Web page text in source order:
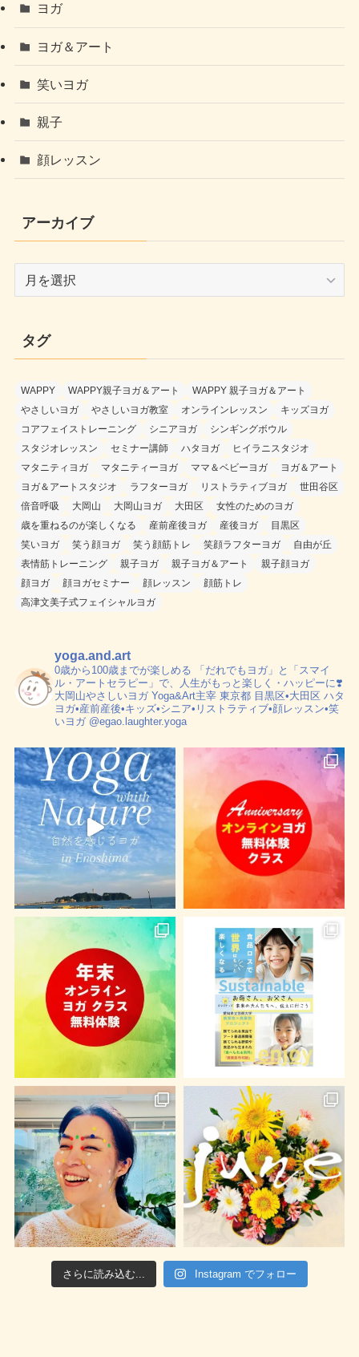
ヨガ
ヨガ＆アート
笑いヨガ
親子
顔レッスン
アーカイブ
ブ
タグ
WAPPY WAPPY親子ヨガ＆アート
WAPPY 親子ヨガ＆アート
やさしいヨガ
やさしいヨガ教室 オンラインレッスン
キッズヨガ
コアフェイストレーニング
シニアヨガ
シンギングボウル
スタジオレッスン
セミナー講師 ハタヨガ
ヒイラニスタジオ
マタニティヨガ
マタニティーヨガ ママ＆ベビーヨガ
ヨガ＆アート
ヨガ＆アートスタジオ
ラフターヨガ リストラティブヨガ
世田谷区
倍音呼吸
大岡山 大岡山ヨガ 大田区
女性のためのヨガ
歳を重ねるのが楽しくなる
産前産後ヨガ 産後ヨガ
目黒区
笑いヨガ
笑う顔ヨガ 笑う顔筋トレ 笑顔ラフターヨガ
自由が丘
表情筋トレーニング
親子ヨガ 親子ヨガ＆アート
親子顔ヨガ
顔ヨガ
顔ヨガセミナー 顔レッスン
顔筋トレ
高津文美子式フェイシャルヨガ
yoga.and.art
0歳から100歳までが楽しめる 「だれでもヨガ」と「スマイ
ル・アートセラピー」で、人生がもっと楽しく・ハッピーに❣️
大岡山やさしいヨガ Yoga&Art主宰 東京都 目黒区•大田区 ハタ
ヨガ•産前産後•キッズ•シニア•リストラティブ•顔レッスン•笑
いヨガ@egao.laughter.yoga
さらに読み込む... Instagram でフォロー